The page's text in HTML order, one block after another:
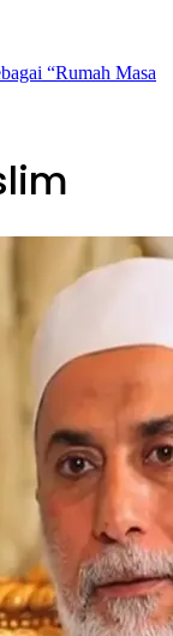
“Rumah Masa